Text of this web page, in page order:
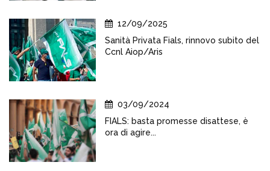
12/09/2025
Sanità Privata Fials, rinnovo subito del
Ccnl Aiop/Aris
03/09/2024
FIALS: basta promesse disattese, è
ora di agire...